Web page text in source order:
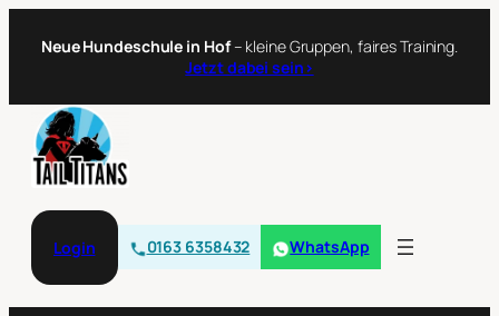
Neue Hundeschule in Hof– kleine Gruppen, faires Training.
Jetzt dabei sein›
Login 0163 6358432 WhatsApp